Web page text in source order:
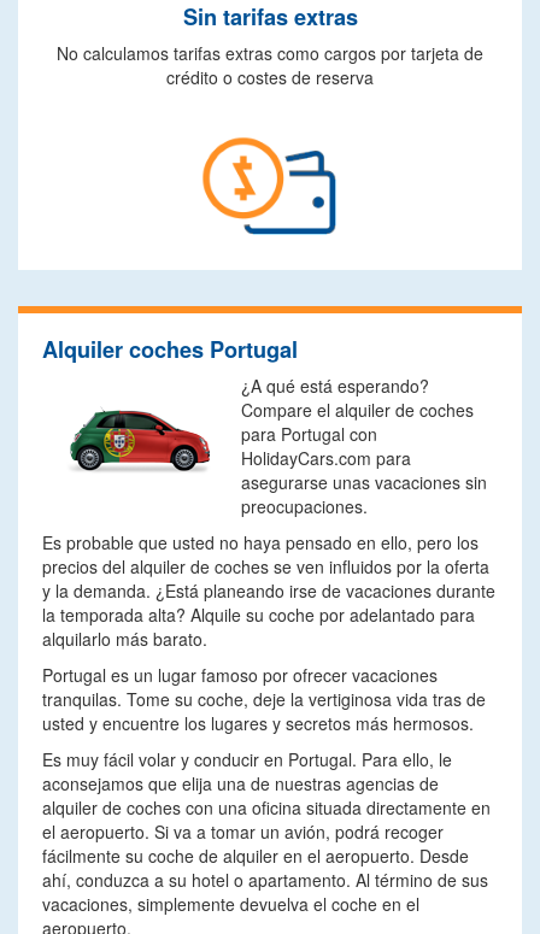
Sin tarifas extras
No calculamos tarifas extras como cargos por tarjeta de
crédito o costes de reserva
Alquiler coches Portugal
¿A qué está esperando?
Compare el alquiler de coches
para Portugal con
HolidayCars.com para
asegurarse unas vacaciones sin
preocupaciones.
Es probable que usted no haya pensado en ello, pero los
precios del alquiler de coches se ven influidos por la oferta
y la demanda. ¿Está planeando irse de vacaciones durante
la temporada alta? Alquile su coche por adelantado para
alquilarlo más barato.
Portugal es un lugar famoso por ofrecer vacaciones
tranquilas. Tome su coche, deje la vertiginosa vida tras de
usted y encuentre los lugares y secretos más hermosos.
Es muy fácil volar y conducir en Portugal. Para ello, le
aconsejamos que elija una de nuestras agencias de
alquiler de coches con una oficina situada directamente en
el aeropuerto. Si va a tomar un avión, podrá recoger
fácilmente su coche de alquiler en el aeropuerto. Desde
ahí, conduzca a su hotel o apartamento. Al término de sus
vacaciones, simplemente devuelva el coche en el
aeropuerto.